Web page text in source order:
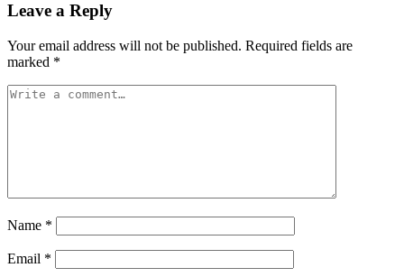
Leave a Reply
Your email address will not be published. Required fields are
marked *
Name *
Email *